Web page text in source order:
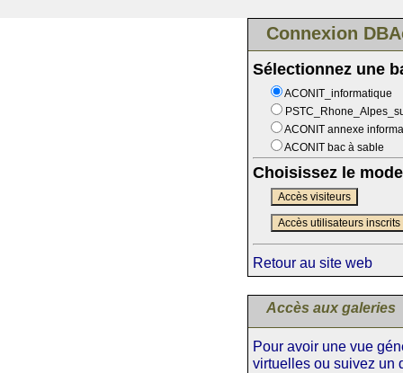
Connexion
Sélectionnez une
ACONIT_informatique
ACONIT annexe
ACONIT bac à sable
Choisissez le
Accès visiteurs
Accès utilisateurs inscrits
Retour au site web
Accès aux galeries
Pour avoir une vue
virtuelles ou suivez un